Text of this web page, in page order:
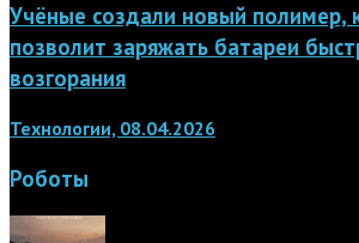
Учёные создали новый полимер,
позволит заряжать батареи
возгорания
Технологии, 08.04.2026
Роботы